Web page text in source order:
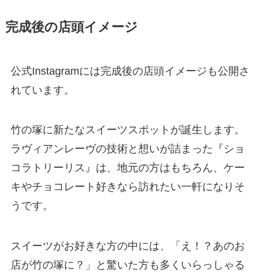
完成後の店頭イメージ
公式Instagramには完成後の店頭イメージも公開さ
れています。
竹の塚に新たなスイーツスポットが誕生します。
ラヴィアンレーヴの技術と想いが詰まった『ショ
コラトリーリス』は、地元の方はもちろん、ケー
キやチョコレート好きなら訪れたい一軒になりそ
うです。
スイーツがお好きな方の中には、「え！？あのお
店が竹の塚に？」と驚いた方も多くいらっしゃる